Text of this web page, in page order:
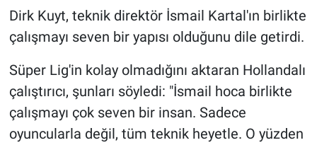
Dirk Kuyt, teknik direktör İsmail Kartal'ın birlikte
çalışmayı seven bir yapısı olduğunu dile getirdi.
Süper Lig'in kolay olmadığını aktaran Hollandalı
çalıştırıcı, şunları söyledi: "İsmail hoca birlikte
çalışmayı çok seven bir insan. Sadece
oyuncularla değil, tüm teknik heyetle. O yüzden